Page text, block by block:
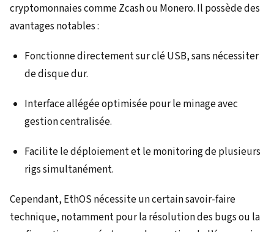
cryptomonnaies comme Zcash ou Monero. Il possède des
avantages notables :
Fonctionne directement sur clé USB, sans nécessiter
de disque dur.
Interface allégée optimisée pour le minage avec
gestion centralisée.
Facilite le déploiement et le monitoring de plusieurs
rigs simultanément.
Cependant, EthOS nécessite un certain savoir-faire
technique, notamment pour la résolution des bugs ou la